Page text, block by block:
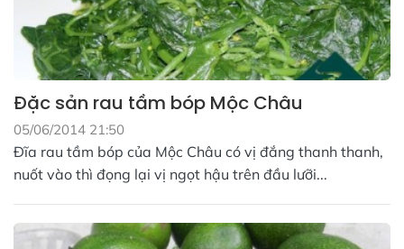
Đặc sản rau tầm bóp Mộc Châu
05/06/2014 21:50
Đĩa rau tầm bóp của Mộc Châu có vị đắng thanh thanh,
nuốt vào thì đọng lại vị ngọt hậu trên đầu lưỡi...